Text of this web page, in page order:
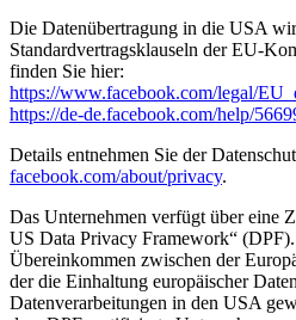
Die Datenübertragung in die USA
Standardvertragsklauseln der EU-
finden Sie hier:
https://www.facebook.com/legal/
https://de-de.facebook.com/help/
Details entnehmen Sie der
facebook.com/about/privacy.
Das Unternehmen verfügt über eine
US Data Privacy Framework“
Übereinkommen zwischen der
der die Einhaltung europäischer
Datenverarbeitungen in den USA